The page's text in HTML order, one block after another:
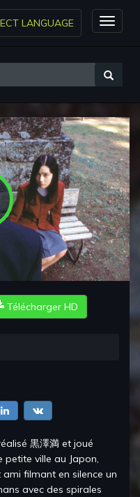
Toggle
LANGUAGE
Télécharger HD
黒澤満 et joué
petite ville au Japon,
filmant en silence un
avec des spirales